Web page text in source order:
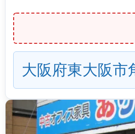
大阪府東大阪市